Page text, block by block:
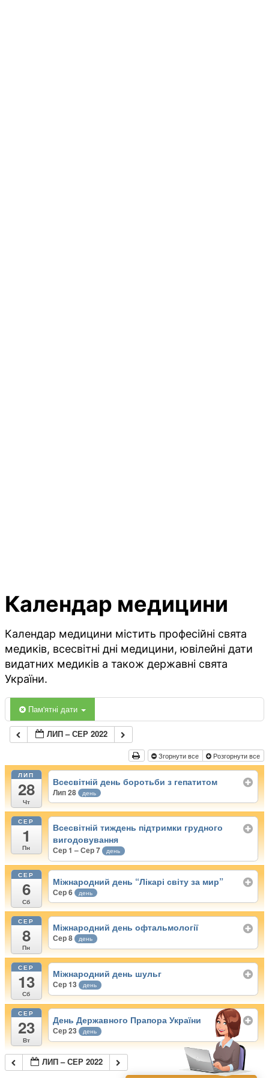
Календар медицини
Календар медицини містить професійні свята
медиків, всесвітні дні медицини, ювілейні дати
видатних медиків а також державні свята
України.
Пам'ятні дати
ЛИП – СЕР 2022
Згорнути все Розгорнути все
ЛИП
28
Чт
Всесвітній день боротьби з гепатитом
Лип 28 день
СЕР
1
Пн
Всесвітній тиждень підтримки грудного
вигодовування
Сер 1 – Сер 7 день
СЕР
6
Сб
Міжнародний день “Лікарі світу за мир”
Сер 6 день
СЕР
8
Пн
Міжнародний день офтальмології
Сер 8 день
СЕР
13
Сб
Міжнародний день шульг
Сер 13 день
СЕР
23
Вт
День Державного Прапора України
Сер 23 день
ЛИП – СЕР 2022